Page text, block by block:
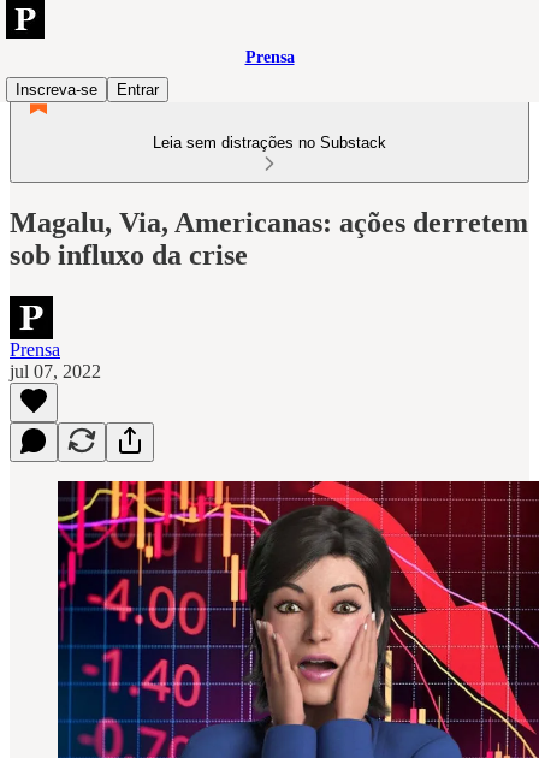
Prensa
Inscreva-se
Entrar
Leia sem distrações no Substack
Magalu, Via, Americanas: ações derretem
sob influxo da crise
Prensa
jul 07, 2022